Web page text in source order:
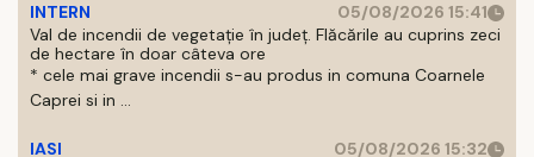
INTERN
05/08/2026 15:41
Val de incendii de vegetație în județ. Flăcările au cuprins zeci
de hectare în doar câteva ore
* cele mai grave incendii s-au produs in comuna Coarnele
Caprei si in ...
IASI
05/08/2026 15:32